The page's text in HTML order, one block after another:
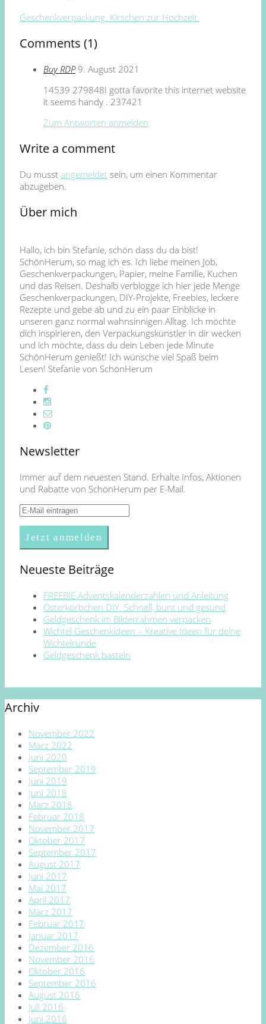
Geschenkverpackung. Kirschen zur Hochzeit.
Comments (1)
Buy RDP 9. August 2021
14539 279848I gotta favorite this internet website
it seems handy . 237421
Zum Antworten anmelden
Write a comment
Du musst angemeldet sein, um einen Kommentar
abzugeben.
Über mich
Hallo, ich bin Stefanie, schön dass du da bist!
SchönHerum, so mag ich es. Ich liebe meinen Job,
Geschenkverpackungen, Papier, meine Familie, Kuchen
und das Reisen. Deshalb verblogge ich hier jede Menge
Geschenkverpackungen, DIY-Projekte, Freebies, leckere
Rezepte und gebe ab und zu ein paar Einblicke in
unseren ganz normal wahnsinnigen Alltag. Ich möchte
dich inspirieren, den Verpackungskünstler in dir wecken
und ich möchte, dass du dein Leben jede Minute
SchönHerum genießt! Ich wünsche viel Spaß beim
Lesen! Stefanie von SchönHerum
Newsletter
Immer auf dem neuesten Stand. Erhalte Infos, Aktionen
und Rabatte von SchönHerum per E-Mail.
Neueste Beiträge
FREEBIE Adventskalenderzahlen und Anleitung
Osterkörbchen DIY. Schnell, bunt und gesund
Geldgeschenk im Bilderrahmen verpacken
Wichtel Geschenkideen – Kreative Ideen für deine
Wichtelrunde
Geldgeschenk basteln
Archiv
November 2022
März 2022
Juni 2020
September 2019
Juni 2019
Juni 2018
März 2018
Februar 2018
November 2017
Oktober 2017
September 2017
August 2017
Juni 2017
Mai 2017
April 2017
März 2017
Februar 2017
Januar 2017
Dezember 2016
November 2016
Oktober 2016
September 2016
August 2016
Juli 2016
Juni 2016